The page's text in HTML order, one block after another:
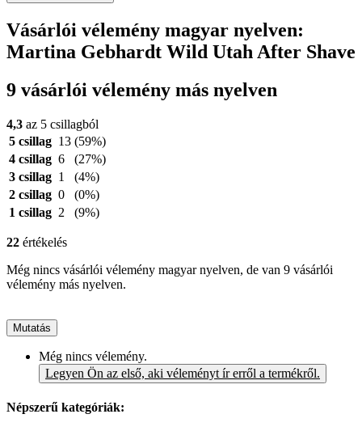
Vásárlói vélemény magyar nyelven:
Martina Gebhardt Wild Utah After Shave
9 vásárlói vélemény más nyelven
4,3 az 5 csillagból
5 csillag 13 (59%)
4 csillag 6
(27%)
3 csillag 1
(4%)
2 csillag 0
(0%)
1 csillag 2 (9%)
22 értékelés
Még nincs vásárlói vélemény magyar nyelven, de van 9 vásárlói
vélemény más nyelven.
Mutatás
Még nincs vélemény.
Legyen Ön az első, aki véleményt ír erről a termékről.
Népszerű kategóriák: